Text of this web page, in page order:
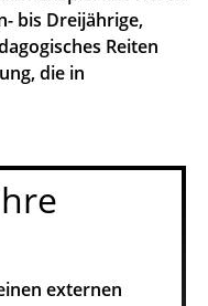
bis Dreijährige,
Reiten
die in
externen